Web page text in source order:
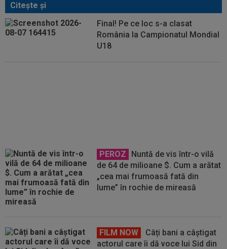
Citeşte şi
Final! Pe ce loc s-a clasat
România la Campionatul Mondial
U18
PEROZ
Nuntă de vis într-o vilă
de 64 de milioane $. Cum a arătat
„cea mai frumoasă fată din
lume” în rochie de mireasă
FILM NOW
Câți bani a câștigat
actorul care îi dă voce lui Sid din